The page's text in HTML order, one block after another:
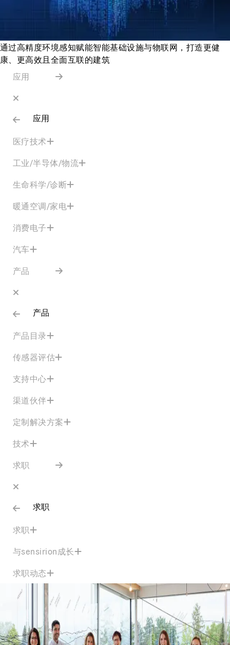
通过高精度环境感知赋能智能基础设施与物联网，打造更健
康、更高效且全面互联的建筑
应用
应用
医疗技术
工业/半导体/物流
生命科学/诊断
暖通空调/家电
消费电子
汽车
产品
产品
产品目录
传感器评估
支持中心
渠道伙伴
定制解决方案
技术
求职
求职
求职
与sensirion成长
求职动态